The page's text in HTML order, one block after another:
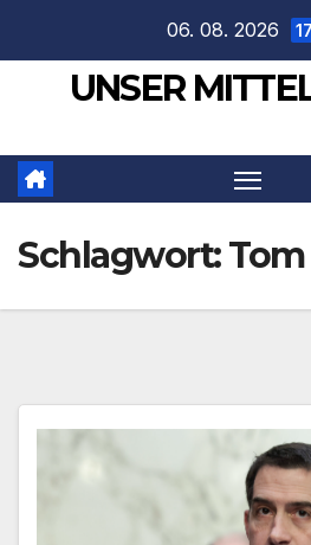
springen
06. 08. 2026
UNSER
Schlagwort: